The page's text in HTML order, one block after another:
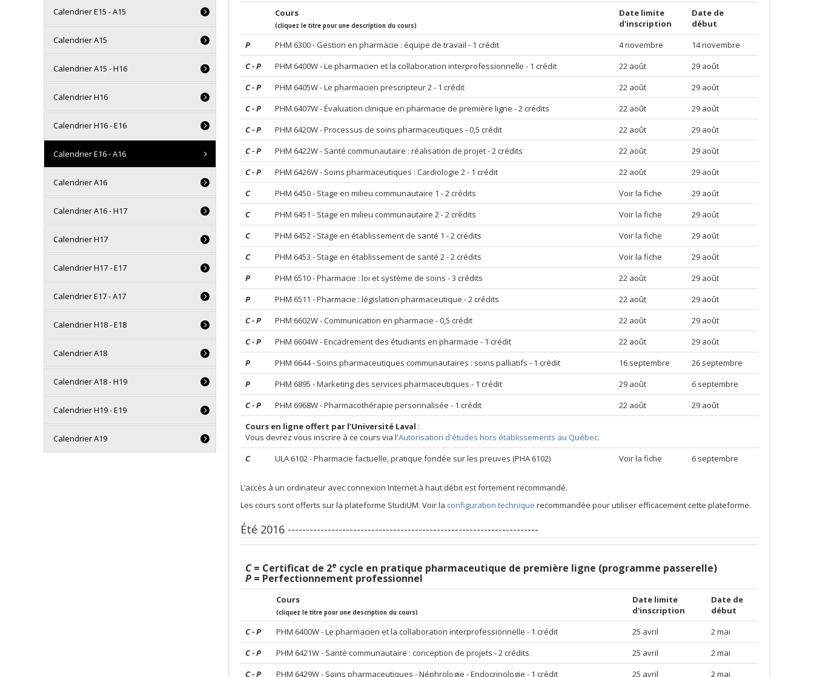
Cours
(cliquez le titre pour une description du cours)
Date limite
d'inscription
Date de
début
P
PHM 6300 - Gestion en pharmacie : équipe de travail - 1 crédit 4 novembre
14 novembre
C - P
PHM 6400W - Le pharmacien et la collaboration interprofessionnelle - 1 crédit 22 août
29 août
C - P
PHM 6405W - Le pharmacien prescripteur 2 - 1 crédit 22 août
29 août
C - P
PHM 6407W - Évaluation clinique en pharmacie de première ligne - 2 crédits 22 août
29 août
C - P
PHM 6420W - Processus de soins pharmaceutiques - 0,5 crédit 22 août
29 août
C - P
PHM 6422W - Santé communautaire : réalisation de projet - 2 crédits 22 août
29 août
C - P
PHM 6426W - Soins pharmaceutiques : Cardiologie 2 - 1 crédit 22 août
29 août
C
PHM 6450 - Stage en milieu communautaire 1 - 2 crédits Voir la fiche
29 août
C
PHM 6451 - Stage en milieu communautaire 2 - 2 crédits Voir la fiche
29 août
C
PHM 6452 - Stage en établissement de santé 1 - 2 crédits Voir la fiche
29 août
C
PHM 6453 - Stage en établissement de santé 2 - 2 crédits Voir la fiche
29 août
P
PHM 6510 - Pharmacie : loi et système de soins - 3 crédits 22 août
29 août
P
PHM 6511 - Pharmacie : législation pharmaceutique - 2 crédits 22 août
29 août
C - P
PHM 6602W - Communication en pharmacie - 0,5 crédit 22 août
29 août
C - P
PHM 6604W - Encadrement des étudiants en pharmacie - 1 crédit 22 août
29 août
P
PHM 6644 - Soins pharmaceutiques communautaires : soins palliatifs - 1 crédit 16 septembre
26 septembre
P
PHM 6895 - Marketing des services pharmaceutiques - 1 crédit 29 août
6 septembre
C - P
PHM 6968W - Pharmacothérapie personnalisée - 1 crédit 22 août
29 août
Cours en ligne offert par l’Université Laval :
Vous devrez vous inscrire à ce cours via l'Autorisation d'études hors établissements au Québec.
C
ULA 6102 - Pharmacie factuelle, pratique fondée sur les preuves (PHA 6102) Voir la fiche 6 septembre
L’accès à un ordinateur avec connexion Internet à haut débit est fortement recommandé.
Les cours sont offerts sur la plateforme StudiUM. Voir la configuration technique recommandée pour utiliser efficacement cette plateforme.
Été 2016 ---------------------------------------------------------------------
C= Certificat de 2e cycle en pratique pharmaceutique de première ligne (programme passerelle)
P = Perfectionnement professionnel
Cours
(cliquez le titre pour une description du cours)
Date limite
d'inscription
Date de
début
C - P
PHM 6400W - Le pharmacien et la collaboration interprofessionnelle - 1 crédit 25 avril
2 mai
C - P
PHM 6421W - Santé communautaire : conception de projets - 2 crédits 25 avril
2 mai
C - P
PHM 6429W - Soins pharmaceutiques - Néphrologie - Endocrinologie - 1 crédit 25 avril
2 mai
Calendrier E15 - A15
Calendrier A15
Calendrier A15 - H16
Calendrier H16
Calendrier H16 - E16
Calendrier E16 - A16
Calendrier A16
Calendrier A16 - H17
Calendrier H17
Calendrier H17 - E17
Calendrier E17 - A17
Calendrier H18 - E18
Calendrier A18
Calendrier A18 - H19
Calendrier H19 - E19
Calendrier A19